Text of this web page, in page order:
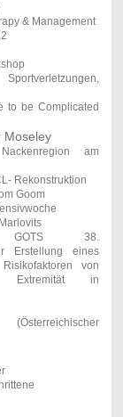
& Management
to be Complicated
Moseley
am
Rekonstruktion
Goom
GOTS 38.
Erstellung eines
von
Extremität in